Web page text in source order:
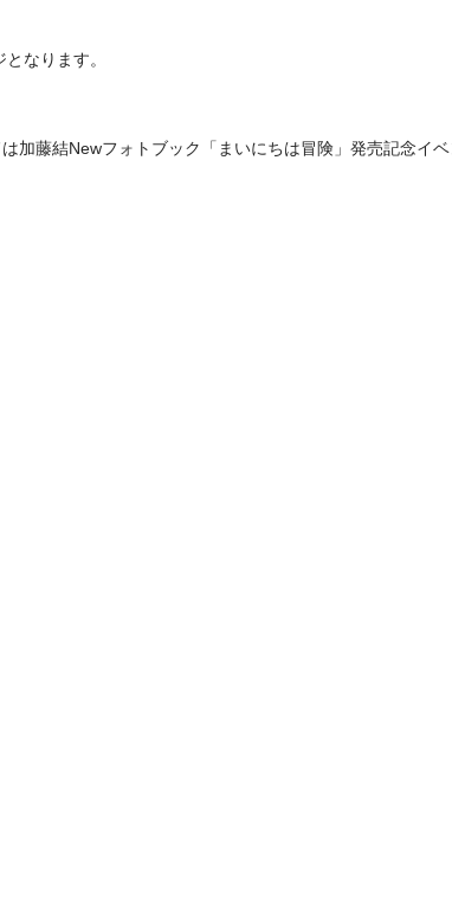
なります。
加藤結Newフォトブック「まいにちは冒険」発売記念イ